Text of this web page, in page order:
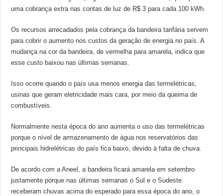
uma cobrança extra nas contas de luz de R$ 3 para cada 100 kWh.
Os recursos arrecadados pela cobrança da bandeira tarifária servem
para cobrir o aumento nos custos da geração de energia no país. A
mudança na cor da bandeira, de vermelha para amarela, indica que
esse custo baixou nas últimas semanas.
Isso ocorre quando o país usa menos energia das termelétricas,
usinas que geram eletricidade mais cara, por meio da queima de
combustíveis.
Normalmente nesta época do ano aumenta o uso das termelétricas
porque o nível de armazenamento de água nos reservatórios das
principais hidrelétricas do país fica baixo, devido à falta de chuva.
De acordo com a Aneel, a bandeira ficará amarela em setembro
justamente porque nas últimas semanas o Sul e o Sudeste
receberam chuvas acima do esperado para essa época do ano, o